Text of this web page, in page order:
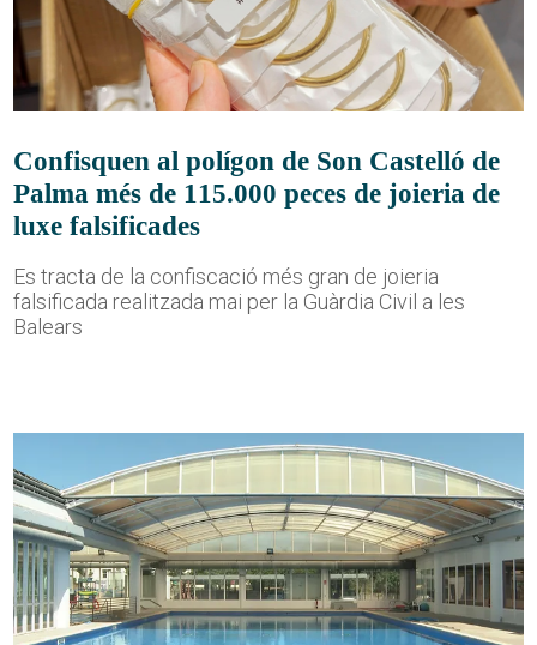
Confisquen al polígon de Son Castelló de
Palma més de 115.000 peces de joieria de
luxe falsificades
Es tracta de la confiscació més gran de joieria
falsificada realitzada mai per la Guàrdia Civil a les
Balears